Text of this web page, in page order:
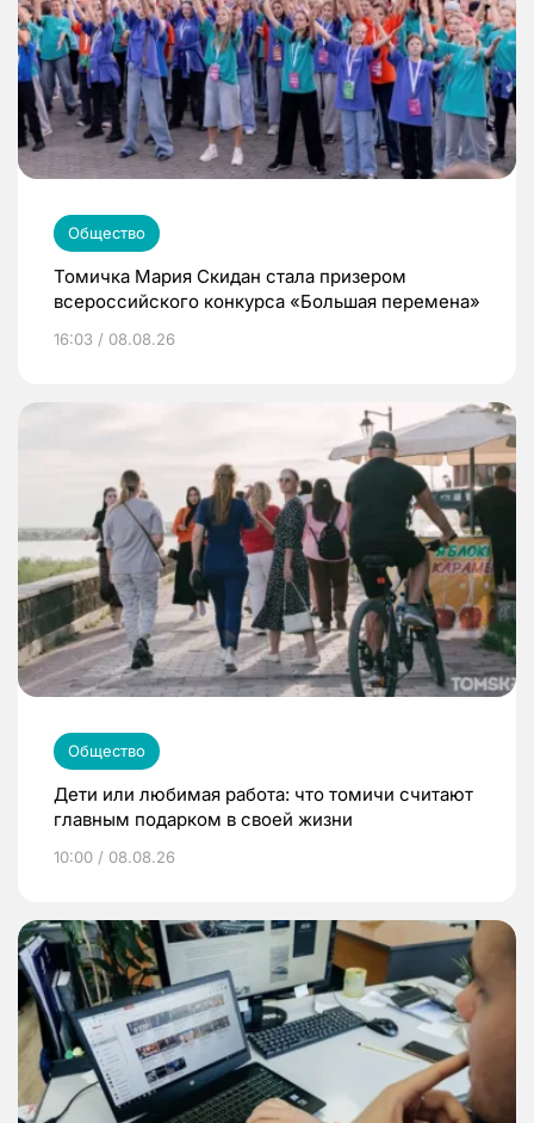
Общество
Томичка Мария Скидан стала призером
всероссийского конкурса «Большая перемена»
16:03 / 08.08.26
Общество
Дети или любимая работа: что томичи считают
главным подарком в своей жизни
10:00 / 08.08.26